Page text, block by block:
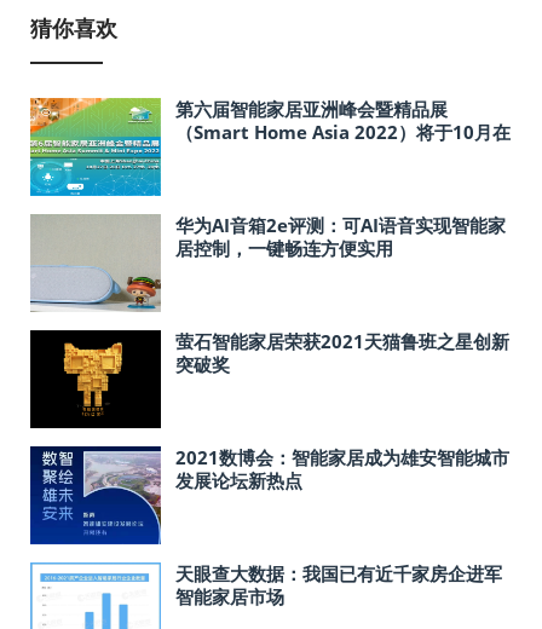
猜你喜欢
第六届智能家居亚洲峰会暨精品展
（Smart Home Asia 2022）将于10月在
华为AI音箱2e评测：可AI语音实现智能家
居控制，一键畅连方便实用
萤石智能家居荣获2021天猫鲁班之星创新
突破奖
2021数博会：智能家居成为雄安智能城市
发展论坛新热点
天眼查大数据：我国已有近千家房企进军
智能家居市场